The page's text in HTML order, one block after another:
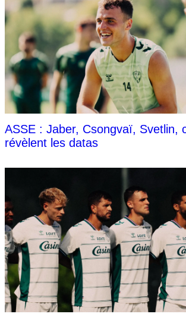
ASSE : Jaber, Csongvaï, Svetlin,
révèlent les datas